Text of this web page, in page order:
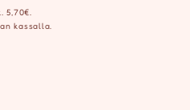
5,70€.
kassalla.